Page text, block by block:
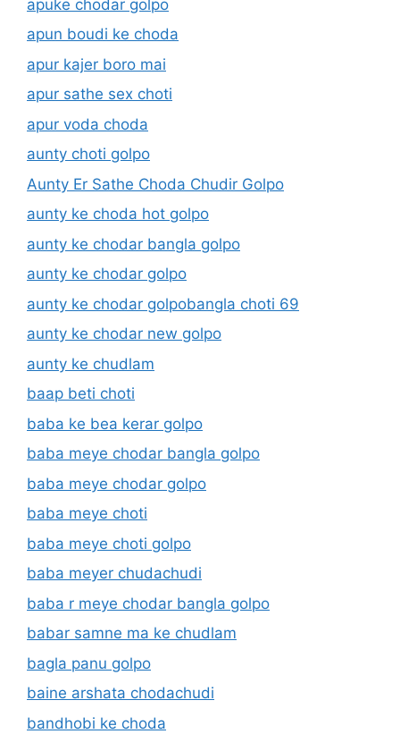
apuke chodar golpo
apun boudi ke choda
apur kajer boro mai
apur sathe sex choti
apur voda choda
aunty choti golpo
Aunty Er Sathe Choda Chudir Golpo
aunty ke choda hot golpo
aunty ke chodar bangla golpo
aunty ke chodar golpo
aunty ke chodar golpobangla choti 69
aunty ke chodar new golpo
aunty ke chudlam
baap beti choti
baba ke bea kerar golpo
baba meye chodar bangla golpo
baba meye chodar golpo
baba meye choti
baba meye choti golpo
baba meyer chudachudi
baba r meye chodar bangla golpo
babar samne ma ke chudlam
bagla panu golpo
baine arshata chodachudi
bandhobi ke choda